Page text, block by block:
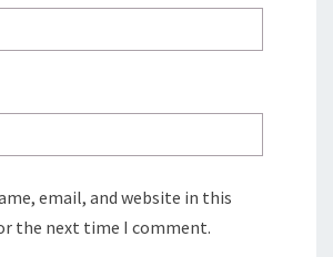
email, and website in this
the next time I comment.